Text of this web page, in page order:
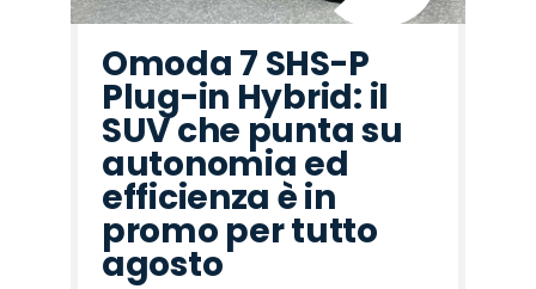
Omoda 7 SHS-P
Plug-in Hybrid: il
SUV che punta su
autonomia ed
efficienza è in
promo per tutto
agosto